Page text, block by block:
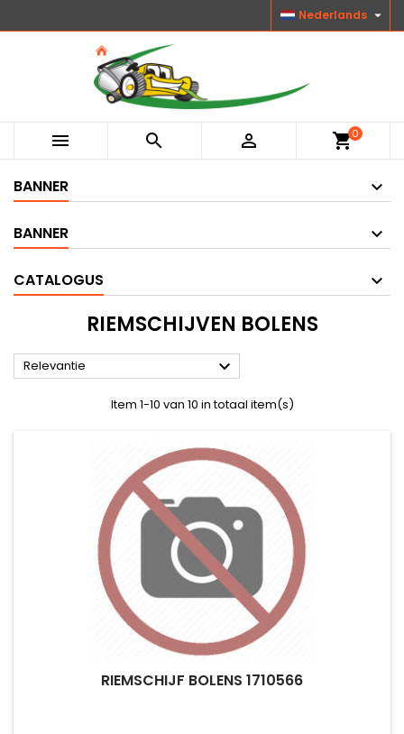
Nederlands 
   shopping_cart0
BANNER
BANNER
CATALOGUS
RIEMSCHIJVEN BOLENS
Relevantie 
Item 1-10 van 10 in totaal item(s)
RIEMSCHIJF BOLENS 1710566